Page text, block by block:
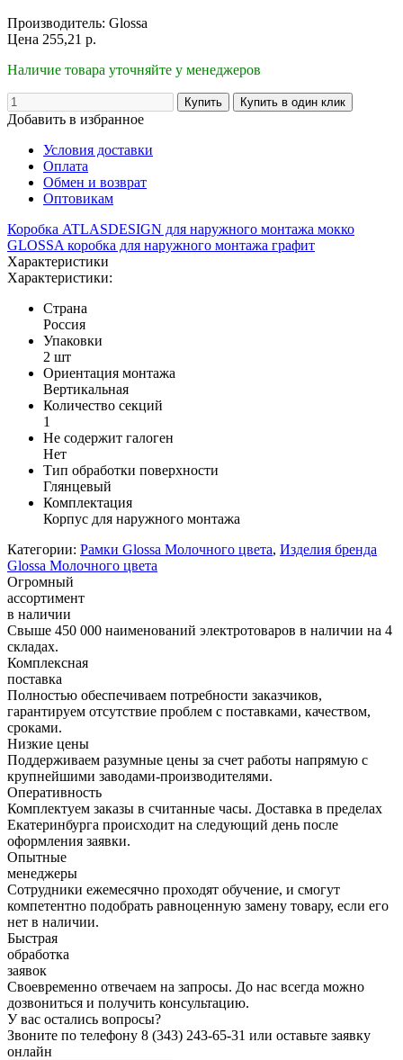
Производитель: Glossa
Цена 255,21 р.
Наличие товара уточняйте у менеджеров
Добавить в избранное
Условия доставки
Оплата
Обмен и возврат
Оптовикам
Коробка ATLASDESIGN для наружного монтажа мокко
GLOSSA коробка для наружного монтажа графит
Характеристики
Характеристики:
Страна
Россия
Упаковки
2 шт
Ориентация монтажа
Вертикальная
Количество секций
1
Не содержит галоген
Нет
Тип обработки поверхности
Глянцевый
Комплектация
Корпус для наружного монтажа
Категории: Рамки Glossa Молочного цвета, Изделия бренда
Glossa Молочного цвета
Огромный
ассортимент
в наличии
Свыше 450 000 наименований электротоваров в наличии на 4
складах.
Комплексная
поставка
Полностью обеспечиваем потребности заказчиков,
гарантируем отсутствие проблем с поставками, качеством,
сроками.
Низкие цены
Поддерживаем разумные цены за счет работы напрямую с
крупнейшими заводами-производителями.
Оперативность
Комплектуем заказы в считанные часы. Доставка в пределах
Екатеринбурга происходит на следующий день после
оформления заявки.
Опытные
менеджеры
Сотрудники ежемесячно проходят обучение, и смогут
компетентно подобрать равноценную замену товару, если его
нет в наличии.
Быстрая
обработка
заявок
Своевременно отвечаем на запросы. До нас всегда можно
дозвониться и получить консультацию.
У вас остались вопросы?
Звоните по телефону 8 (343) 243-65-31 или оставьте заявку
онлайн